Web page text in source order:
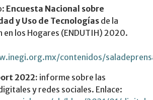
Encuesta Nacional sobre
y Uso de Tecnologías de la
los Hogares (ENDUTIH) 2020.
contenidos/
2022: informe sobre las
y redes sociales. Enlace: